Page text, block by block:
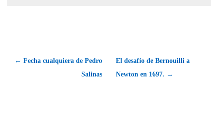
← Fecha cualquiera de Pedro
Salinas
El desafío de Bernouilli a
Newton en 1697. →